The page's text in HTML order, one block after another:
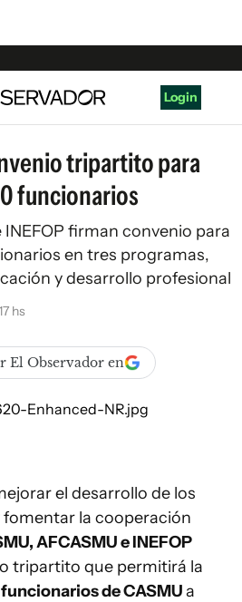
Login
tripartito para
funcionarios
INEFOP firman convenio para
en tres programas,
y desarrollo profesional
hs
El Observador en
el desarrollo de los
la cooperación
AFCASMU e INEFOP
tripartito que permitirá la
de CASMUa